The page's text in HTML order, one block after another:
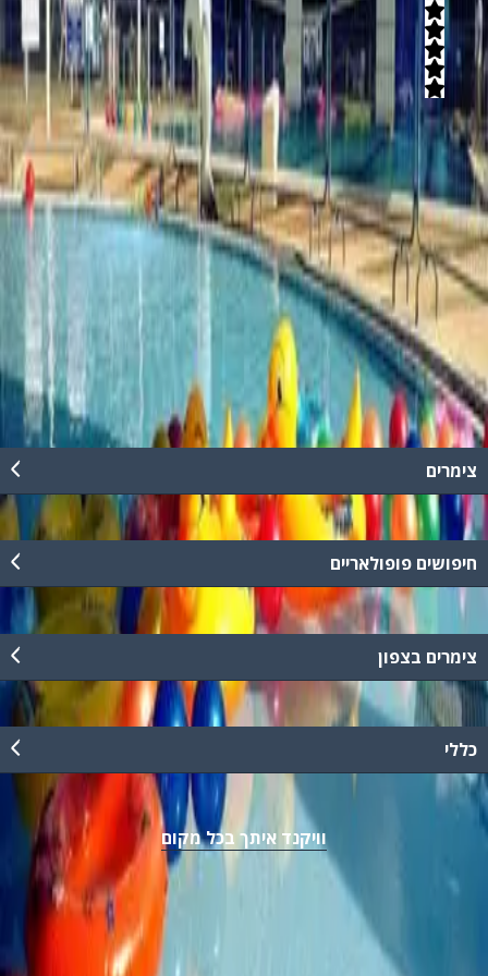
5
(
6חוות דעת)
באיזור קסום הנמצא במרחק נסיעה קצר מירושלים מחכה לכם מתחם
ספא מפנק לגוף ולנפש, בואו ליהנות מחוויה יוצאת דופן ולהיטען
באנרגיות חדשות שילוו אתכם זמן רב!
קרא עוד
בריכת מסילת ציון
אחת מעשר הבריכות המומלצות בישראל! מתחם גדול ומרווח של אקשן
ושעשועי מים לכל המשפחה.
קרא עוד
צימרים
חיפושים פופולאריים
צימרים בצפון
כללי
וויקנד איתך בכל מקום